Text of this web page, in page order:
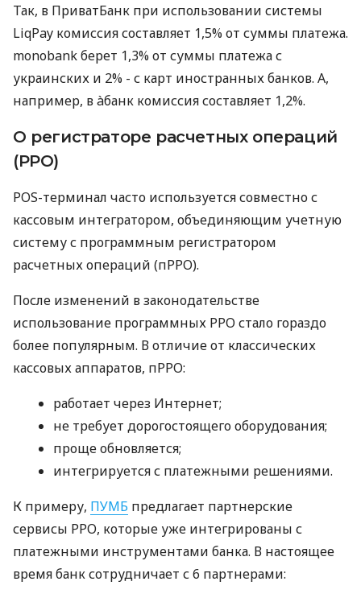
Так, в ПриватБанк при использовании системы
LiqPay комиссия составляет 1,5% от суммы платежа.
monobank берет 1,3% от суммы платежа с
украинских и 2% - с карт иностранных банков. А,
например, в àбанк комиссия составляет 1,2%.
О регистраторе расчетных операций
(РРО)
POS-терминал часто используется совместно с
кассовым интегратором, объединяющим учетную
систему с программным регистратором
расчетных операций (пРРО).
После изменений в законодательстве
использование программных РРО стало гораздо
более популярным. В отличие от классических
кассовых аппаратов, пРРО:
работает через Интернет;
не требует дорогостоящего оборудования;
проще обновляется;
интегрируется с платежными решениями.
К примеру, ПУМБ предлагает партнерские
сервисы РРО, которые уже интегрированы с
платежными инструментами банка. В настоящее
время банк сотрудничает с 6 партнерами: